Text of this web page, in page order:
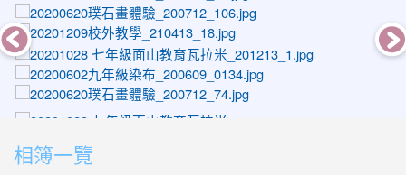
photo-1274
相簿一覽